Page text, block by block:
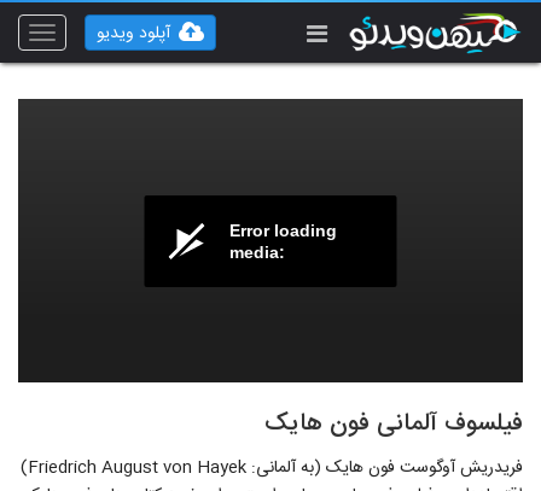
Toggle
آپلود ویدیو
Error loading
media:
فیلسوف آلمانی فون هایک
فریدریش آوگوست فون هایک (به آلمانی: Friedrich August von Hayek)